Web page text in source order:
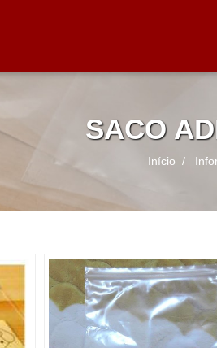
SACO
Início